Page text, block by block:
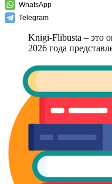
WhatsApp
Telegram
Knigi-Flibusta – это
2026 года